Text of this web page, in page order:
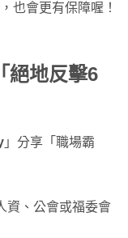
也會更有保障喔！
絕地反擊6
」分享「職場霸
資、公會或福委會